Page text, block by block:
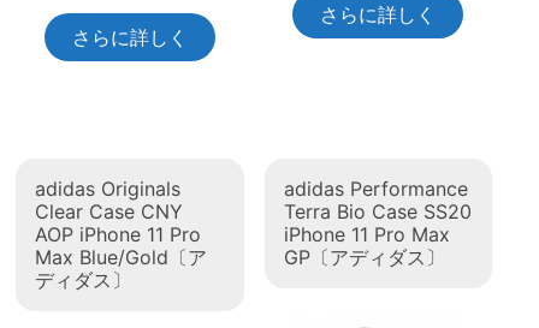
さらに詳しく
さらに詳しく
adidas Originals
Clear Case CNY
AOP iPhone 11 Pro
Max Blue/Gold〔ア
ディダス〕
adidas Performance
Terra Bio Case SS20
iPhone 11 Pro Max
GP〔アディダス〕